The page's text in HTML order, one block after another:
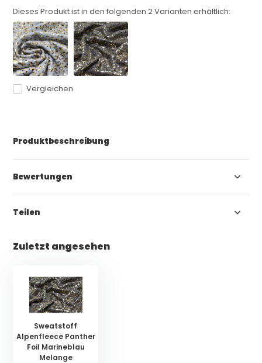
Dieses Produkt ist in den folgenden2Varianten erhältlich:
Vergleichen
Produktbeschreibung
Bewertungen
Teilen
Zuletzt angesehen
Sweatstoff
Alpenfleece Panther
Foil Marineblau
Melange